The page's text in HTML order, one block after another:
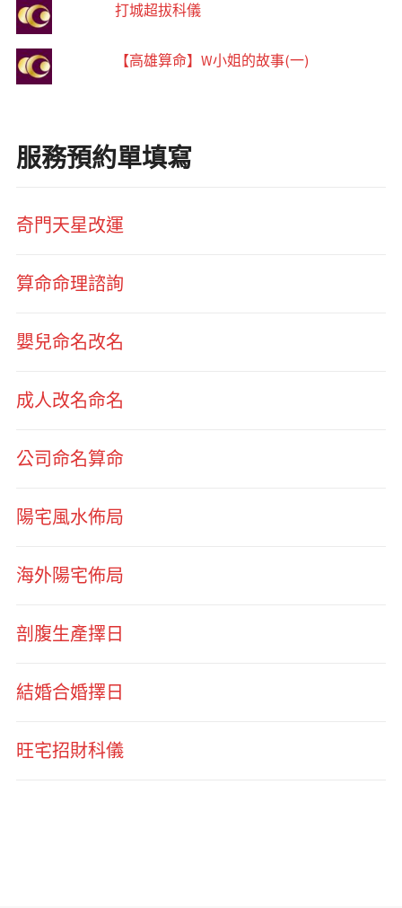
打城超拔科儀
【高雄算命】W小姐的故事(一)
服務預約單填寫
奇門天星改運
算命命理諮詢
嬰兒命名改名
成人改名命名
公司命名算命
陽宅風水佈局
海外陽宅佈局
剖腹生產擇日
結婚合婚擇日
旺宅招財科儀